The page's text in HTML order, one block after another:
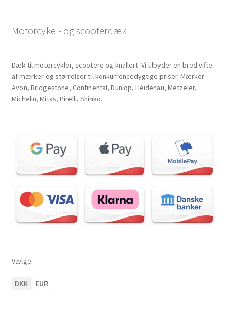
Motorcykel- og scooterdæk
Dæk til motorcykler, scootere og knallert. Vi tilbyder en bred vifte
af mærker og størrelser til konkurrencedygtige priser. Mærker:
Avon, Bridgestone, Continental, Dunlop, Heidenau, Metzeler,
Michelin, Mitas, Pirelli, Shinko.
Vælge:
DKK EUR